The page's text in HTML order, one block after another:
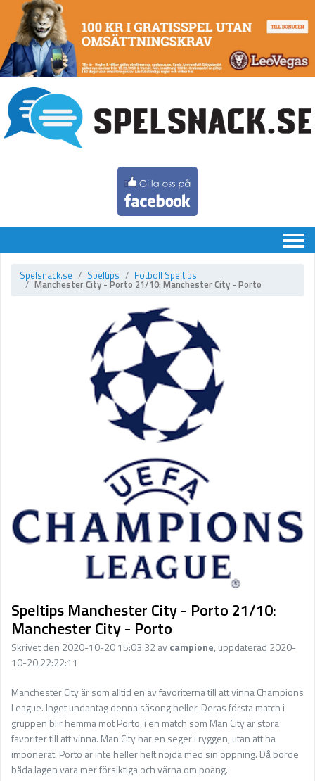
Speltips
Nyheter
Riskfria pengar
Spelsnack.se Speltips Fotboll Speltips
Manchester City - Porto 21/10: Manchester City - Porto
Speltips Manchester City - Porto 21/10:
Manchester City - Porto
Skrivet den 2020-10-20 15:03:32 avcampione, uppdaterad 2020-
10-20 22:22:11
Manchester City är som alltid en av favoriterna till att vinna Champions
League. Inget undantag denna säsong heller. Deras första match i
gruppen blir hemma mot Porto, i en match som Man City är stora
favoriter till att vinna. Man City har en seger i ryggen, utan att ha
imponerat. Porto är inte heller helt nöjda med sin öppning. Då borde
båda lagen vara mer försiktiga och värna om poäng.